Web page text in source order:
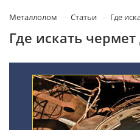
Металлолом Статьи Где
Где искать